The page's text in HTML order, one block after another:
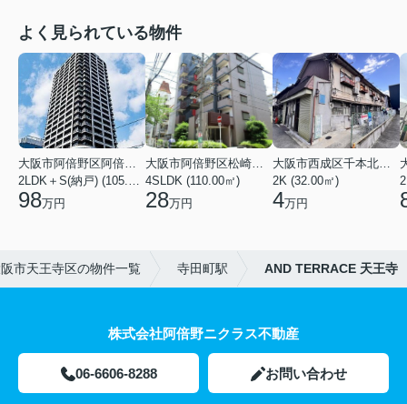
よく見られている物件
大阪市阿倍野区阿倍野筋１丁目
2LDK＋S(納戸) (105.43㎡)
98万円
大阪市阿倍野区松崎町３丁目
4SLDK (110.00㎡)
28万円
大阪市西成区千本北２丁目
2K (32.00㎡)
4万円
市天王寺区の物件一覧 寺田町駅 AND TERRACE 天王寺
株式会社阿倍野ニクラス不動産
06-6606-8288 お問い合わせ